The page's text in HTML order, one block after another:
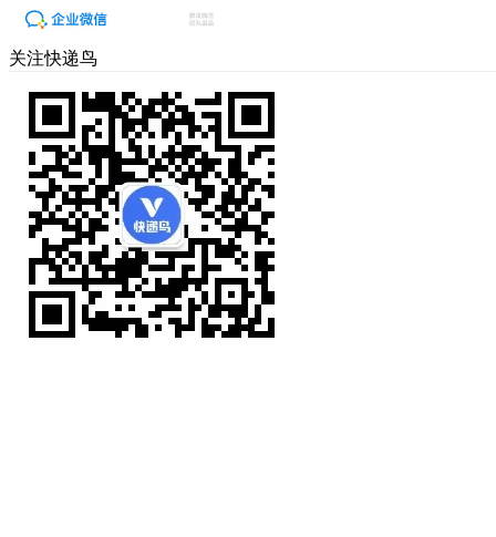
关注快递鸟